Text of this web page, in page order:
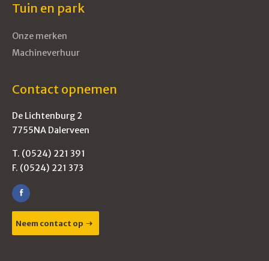
Tuin en park
Onze merken
Machineverhuur
Contact opnemen
De Lichtenburg 2
7755NA Dalerveen
T. (0524) 221 391
F. (0524) 221 373
Neem contact op